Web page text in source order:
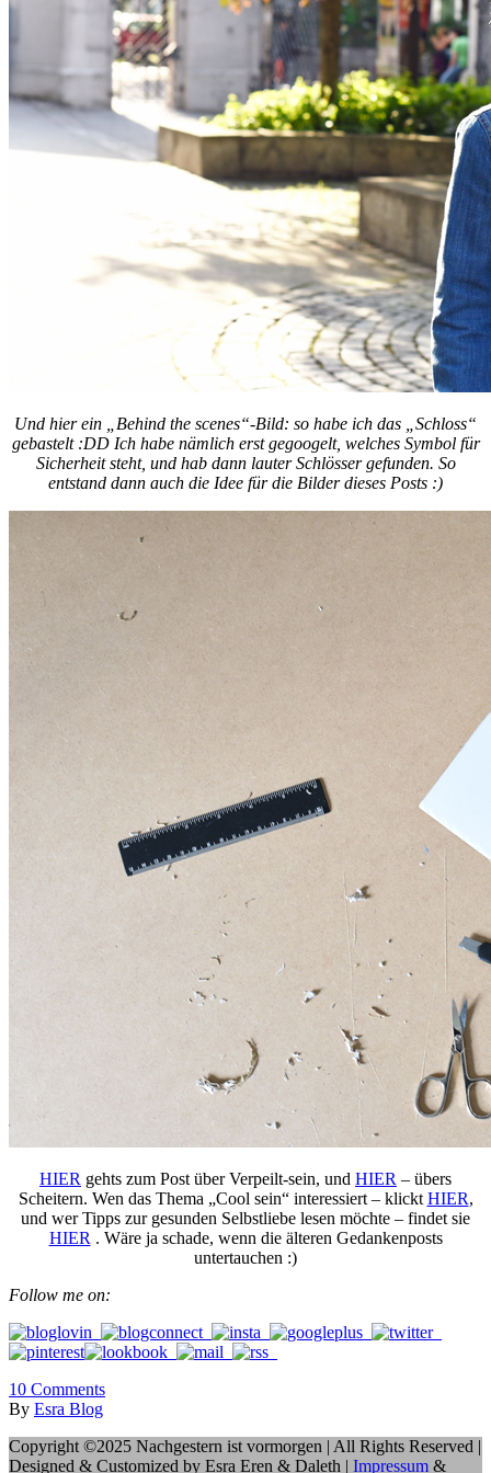
Und hier ein „Behind the scenes“-Bild: so habe ich das „Schloss“
gebastelt :DD Ich habe nämlich erst gegoogelt, welches Symbol für
Sicherheit steht, und hab dann lauter Schlösser gefunden. So
entstand dann auch die Idee für die Bilder dieses Posts :)
HIER gehts zum Post über Verpeilt-sein, und HIER – übers
Scheitern. Wen das Thema „Cool sein“ interessiert – klickt HIER,
und wer Tipps zur gesunden Selbstliebe lesen möchte – findet sie
HIER . Wäre ja schade, wenn die älteren Gedankenposts
untertauchen :)
Follow me on:
10 Comments
By Esra Blog
Copyright ©2025 Nachgestern ist vormorgen | All Rights Reserved |
Designed & Customized by Esra Eren & Daleth | Impressum &